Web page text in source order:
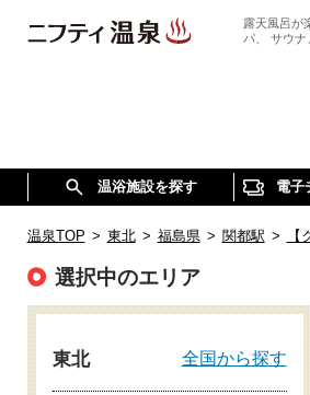
露天風呂が
パ、 サウ
温浴施設を探す 電子
温泉TOP > 東北 > 福島県 > 関都駅 >
選択中のエリア
東北 全国から探す